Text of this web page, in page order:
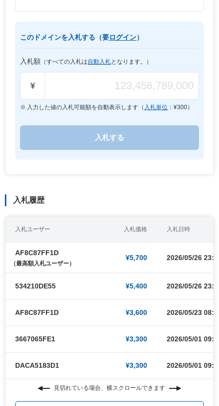
このドメインを入札する（要ログイン）
入札額 （すべての入札は自動入札となります。）
¥
入力した値の入札可能額を自動表示します（ 入札単位 ：¥300）
入札履歴
入札ユーザー 入札価格 入札日時
AF8C87FF1D
（最高額入札ユーザー）
¥5,700 2026/05/26
534210DE55 ¥5,400 2026/05/26
AF8C87FF1D ¥3,600 2026/05/23
3667065FE1 ¥3,300 2026/05/01
DACA5183D1 ¥3,300 2026/05/01
見切れている場合、横スクロールできます